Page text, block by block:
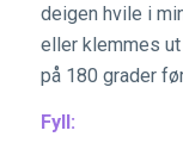
deigen hvile i
eller klemmes
på 180 grader
Fyll: